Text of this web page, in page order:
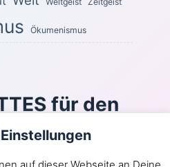
Ökumenismus
für den
Tag
berufen hat, heilig ist,
auf dieser Webseite an Deine